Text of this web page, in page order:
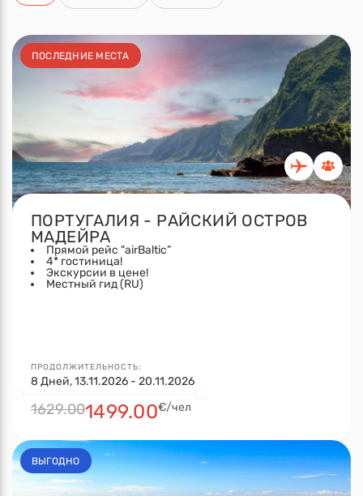
ПОСЛЕДНИЕ МЕСТА
ПОРТУГАЛИЯ - РАЙСКИЙ ОСТРОВ
МАДЕЙРА
Прямой рейс "airBaltic”
4* гостиница!
Экскурсии в цене!
Местный гид (RU)
ПРОДОЛЖИТЕЛЬНОСТЬ:
8 Дней, 13.11.2026 - 20.11.2026
1629.001499.00€/чел
ВЫГОДНО